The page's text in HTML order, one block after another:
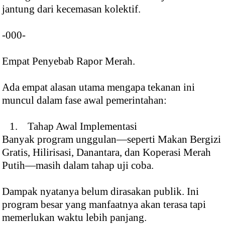
jantung dari kecemasan kolektif.
-000-
Empat Penyebab Rapor Merah.
Ada empat alasan utama mengapa tekanan ini
muncul dalam fase awal pemerintahan:
1. Tahap Awal Implementasi
Banyak program unggulan—seperti Makan Bergizi
Gratis, Hilirisasi, Danantara, dan Koperasi Merah
Putih—masih dalam tahap uji coba.
Dampak nyatanya belum dirasakan publik. Ini
program besar yang manfaatnya akan terasa tapi
memerlukan waktu lebih panjang.